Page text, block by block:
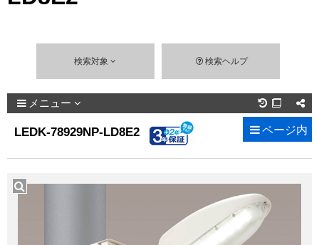
検索対象 検索ヘルプ
メニュー 
LEDK-78929NP-LD8E2 ページ内